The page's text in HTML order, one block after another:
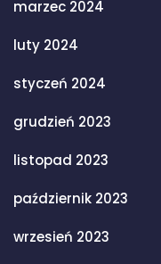
marzec 2024
luty 2024
styczeń 2024
grudzień 2023
listopad 2023
październik 2023
wrzesień 2023